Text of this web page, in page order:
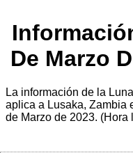
De Marzo
La información de la
aplica a Lusaka, Zambia
de Marzo de 2023. (Hora